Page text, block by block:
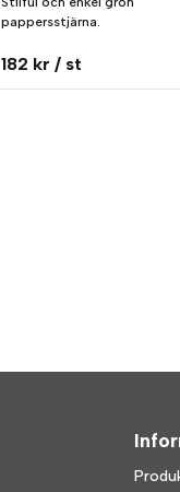
pappersstjärna.
182 kr / st